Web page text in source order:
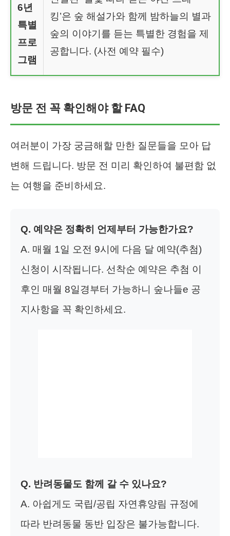
6년
특별
프로
그램
킹’은 숲 해설가와 함께 밤하늘의 별과
숲의 이야기를 듣는 특별한 경험을 제
공합니다. (사전 예약 필수)
방문 전 꼭 확인해야 할 FAQ
여러분이 가장 궁금해할 만한 질문들을 모아 답
변해 드립니다. 방문 전 미리 확인하여 불편함 없
는 여행을 준비하세요.
Q. 예약은 정확히 언제부터 가능한가요?
A. 매월 1일 오전 9시에 다음 달 예약(추첨)
신청이 시작됩니다. 선착순 예약은 추첨 이
후인 매월 8일경부터 가능하니 숲나들e 공
지사항을 꼭 확인하세요.
Q. 반려동물도 함께 갈 수 있나요?
A. 아쉽게도 국립/공립 자연휴양림 규정에
따라 반려동물 동반 입장은 불가능합니다.